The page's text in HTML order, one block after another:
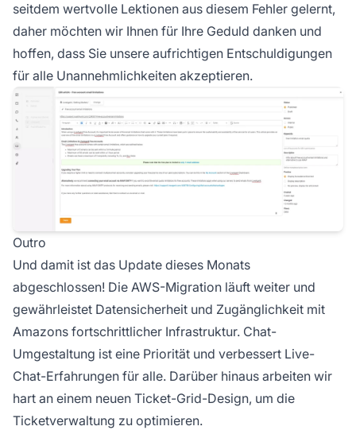
seitdem wertvolle Lektionen aus diesem Fehler gelernt,
daher möchten wir Ihnen für Ihre Geduld danken und
hoffen, dass Sie unsere aufrichtigen Entschuldigungen
für alle Unannehmlichkeiten akzeptieren.
Outro
Und damit ist das Update dieses Monats
abgeschlossen! Die AWS-Migration läuft weiter und
gewährleistet Datensicherheit und Zugänglichkeit mit
Amazons fortschrittlicher Infrastruktur. Chat-
Umgestaltung ist eine Priorität und verbessert Live-
Chat-Erfahrungen für alle. Darüber hinaus arbeiten wir
hart an einem neuen Ticket-Grid-Design, um die
Ticketverwaltung zu optimieren.